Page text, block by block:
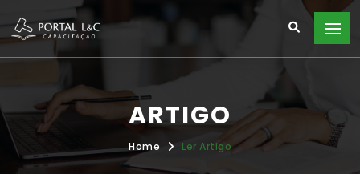
ARTIGO
Home Ler Artigo